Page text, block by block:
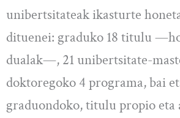
unibertsitateak ikasturte
dituenei: graduko 18 titulu
dualak—, 21 unibertsitate-
doktoregoko 4 programa, bai
graduondoko, titulu propio